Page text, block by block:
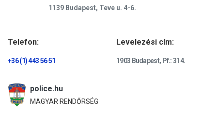
1139 Budapest, Teve u. 4-6.
Telefon:
+36 (1) 443 56 51
Levelezési cím:
1903 Budapest, Pf.: 314.
police.hu
MAGYAR RENDŐRSÉG